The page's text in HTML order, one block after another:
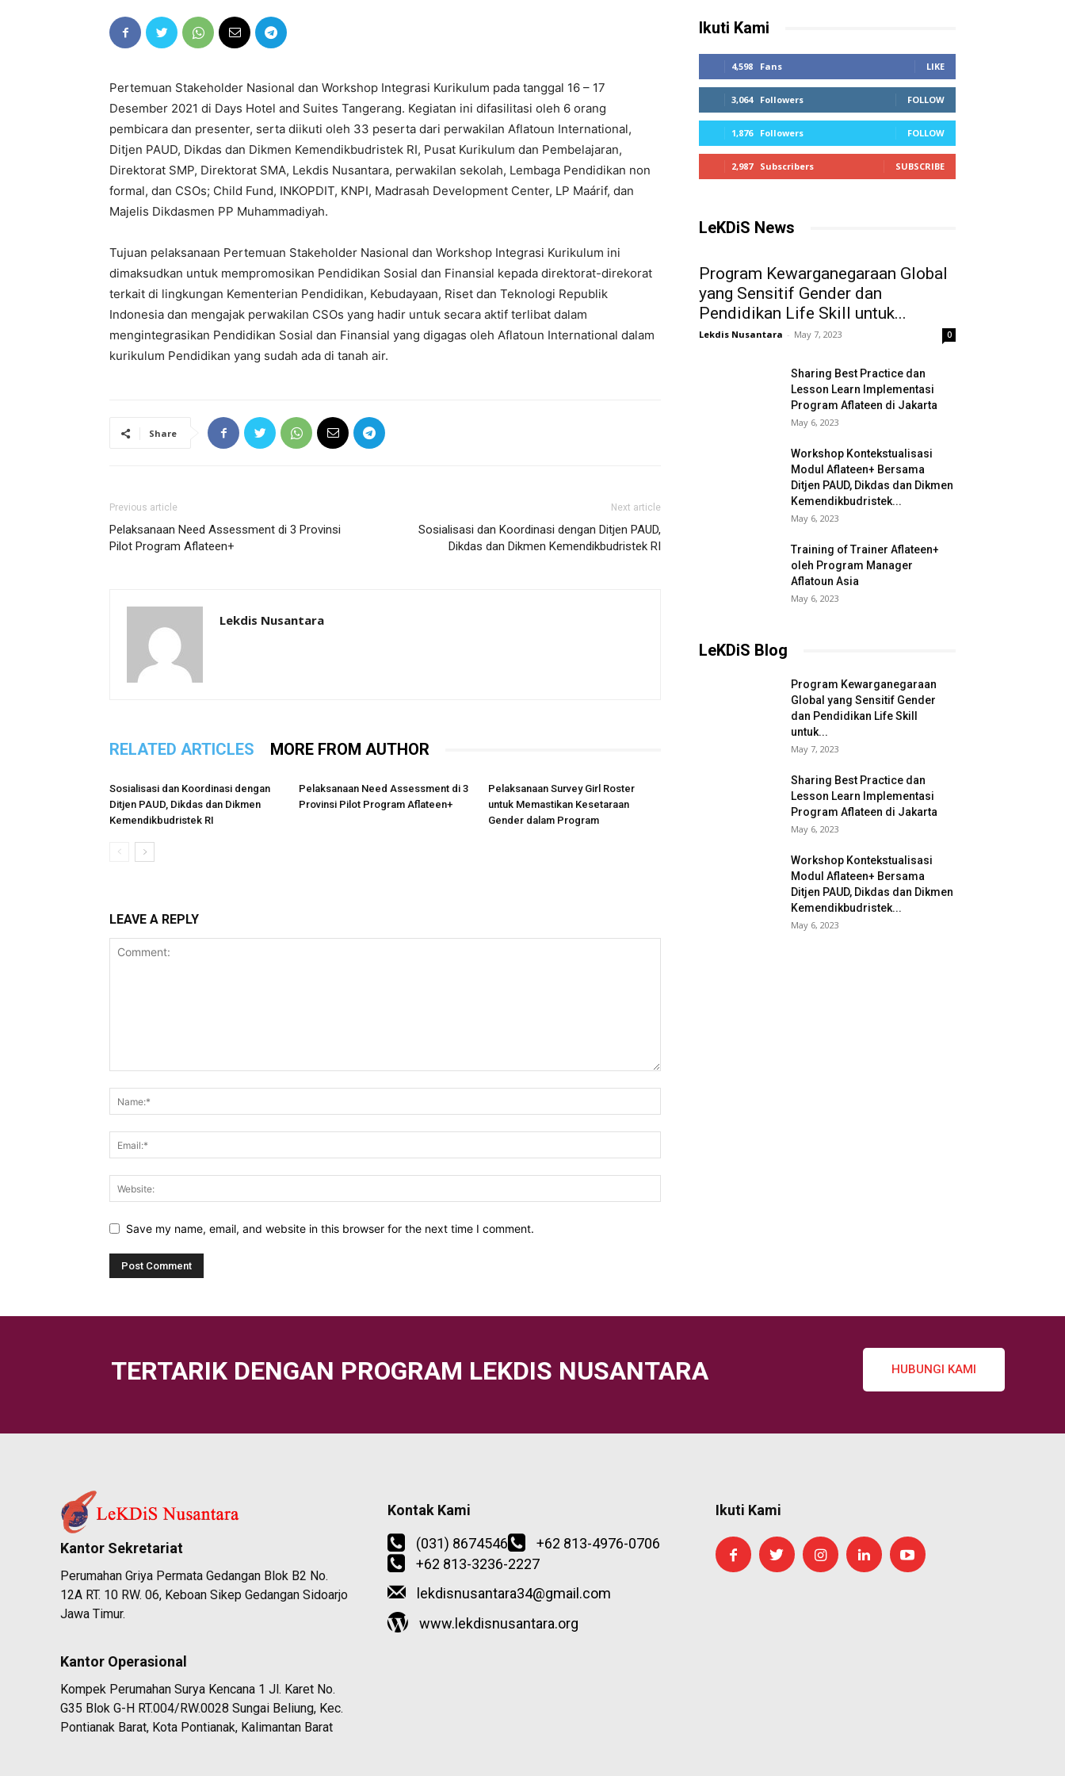
Pertemuan Stakeholder Nasional dan Workshop Integrasi Kurikulum pada tanggal 16 – 17
Desember 2021 di Days Hotel and Suites Tangerang. Kegiatan ini difasilitasi oleh 6 orang
pembicara dan presenter, serta diikuti oleh 33 peserta dari perwakilan Aflatoun International,
Ditjen PAUD, Dikdas dan Dikmen Kemendikbudristek RI, Pusat Kurikulum dan Pembelajaran,
Direktorat SMP, Direktorat SMA, Lekdis Nusantara, perwakilan sekolah, Lembaga Pendidikan non
formal, dan CSOs; Child Fund, INKOPDIT, KNPI, Madrasah Development Center, LP Maárif, dan
Majelis Dikdasmen PP Muhammadiyah.
Tujuan pelaksanaan Pertemuan Stakeholder Nasional dan Workshop Integrasi Kurikulum ini
dimaksudkan untuk mempromosikan Pendidikan Sosial dan Finansial kepada direktorat-direkorat
terkait di lingkungan Kementerian Pendidikan, Kebudayaan, Riset dan Teknologi Republik
Indonesia dan mengajak perwakilan CSOs yang hadir untuk secara aktif terlibat dalam
mengintegrasikan Pendidikan Sosial dan Finansial yang digagas oleh Aflatoun International dalam
kurikulum Pendidikan yang sudah ada di tanah air.
Share
Previous article
Pelaksanaan Need Assessment di 3 Provinsi
Pilot Program Aflateen+
Next article
Sosialisasi dan Koordinasi dengan Ditjen PAUD,
Dikdas dan Dikmen Kemendikbudristek RI
Lekdis Nusantara
RELATED ARTICLES MORE FROM AUTHOR
Sosialisasi dan Koordinasi dengan
Ditjen PAUD, Dikdas dan Dikmen
Kemendikbudristek RI
Pelaksanaan Need Assessment di 3
Provinsi Pilot Program Aflateen+
Pelaksanaan Survey Girl Roster
untuk Memastikan Kesetaraan
Gender dalam Program
LEAVE A REPLY
Save my name, email, and website in this browser for the next time I comment.
Ikuti Kami
4,598 Fans LIKE
3,064 Followers FOLLOW
1,876 Followers FOLLOW
2,987 Subscribers SUBSCRIBE
LeKDiS News
Program Kewarganegaraan Global
yang Sensitif Gender dan
Pendidikan Life Skill untuk...
Lekdis Nusantara - May 7, 2023 0
Sharing Best Practice dan
Lesson Learn Implementasi
Program Aflateen di Jakarta
May 6, 2023
Workshop Kontekstualisasi
Modul Aflateen+ Bersama
Ditjen PAUD, Dikdas dan Dikmen
Kemendikbudristek...
May 6, 2023
Training of Trainer Aflateen+
oleh Program Manager
Aflatoun Asia
May 6, 2023
LeKDiS Blog
Program Kewarganegaraan
Global yang Sensitif Gender
dan Pendidikan Life Skill
untuk...
May 7, 2023
Sharing Best Practice dan
Lesson Learn Implementasi
Program Aflateen di Jakarta
May 6, 2023
Workshop Kontekstualisasi
Modul Aflateen+ Bersama
Ditjen PAUD, Dikdas dan Dikmen
Kemendikbudristek...
May 6, 2023
TERTARIK DENGAN PROGRAM LEKDIS NUSANTARA HUBUNGI KAMI
Kantor Sekretariat
Perumahan Griya Permata Gedangan Blok B2 No.
12A RT. 10 RW. 06, Keboan Sikep Gedangan Sidoarjo
Jawa Timur.
Kantor Operasional
Kompek Perumahan Surya Kencana 1 Jl. Karet No.
G35 Blok G-H RT.004/RW.0028 Sungai Beliung, Kec.
Pontianak Barat, Kota Pontianak, Kalimantan Barat
Kontak Kami
(031) 8674546
+62 813-4976-0706
+62 813-3236-2227
lekdisnusantara34@gmail.com
www.lekdisnusantara.org
Ikuti Kami